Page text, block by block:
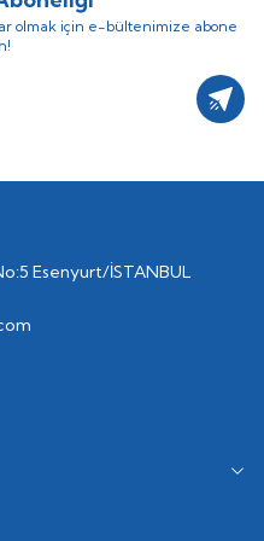
olmak için e-bültenimize abone
Esenyurt/İSTANBUL